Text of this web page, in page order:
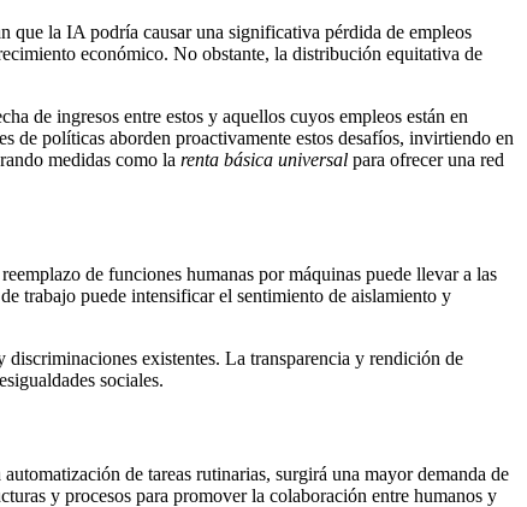
que la IA podría causar una significativa pérdida de empleos
económico. No obstante, la distribución equitativa de
de ingresos entre estos y aquellos cuyos empleos están en
de políticas aborden proactivamente estos desafíos, invirtiendo en
medidas como la renta básica universal para ofrecer una red
de funciones humanas por máquinas puede llevar a las
trabajo puede intensificar el sentimiento de aislamiento y
existentes. La transparencia y rendición de
sociales.
de tareas rutinarias, surgirá una mayor demanda de
y procesos para promover la colaboración entre humanos y